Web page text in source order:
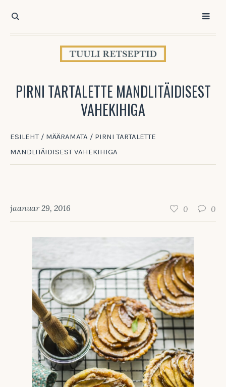
PIRNI TARTALETTE MANDLITÄIDISEST
VAHEKIHIGA
ESILEHT / MÄÄRAMATA / PIRNI TARTALETTE
MANDLITÄIDISEST VAHEKIHIGA
jaanuar 29, 2016 0
0